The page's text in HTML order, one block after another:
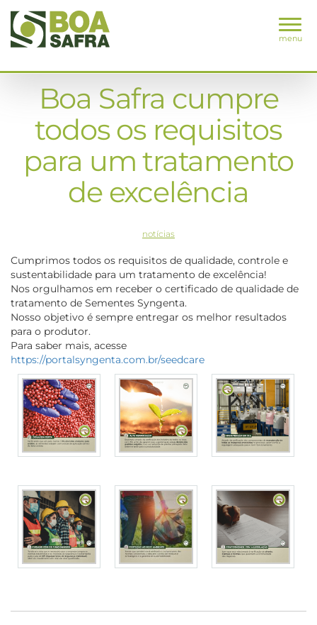
menu
Boa Safra cumpre
todos os requisitos
para um tratamento
de excelência
notícias
Cumprimos todos os requisitos de qualidade, controle e
sustentabilidade para um tratamento de excelência!
Nos orgulhamos em receber o certificado de qualidade de
tratamento de Sementes Syngenta.
Nosso objetivo é sempre entregar os melhor resultados
para o produtor.
Para saber mais, acesse
https://portalsyngenta.com.br/seedcare